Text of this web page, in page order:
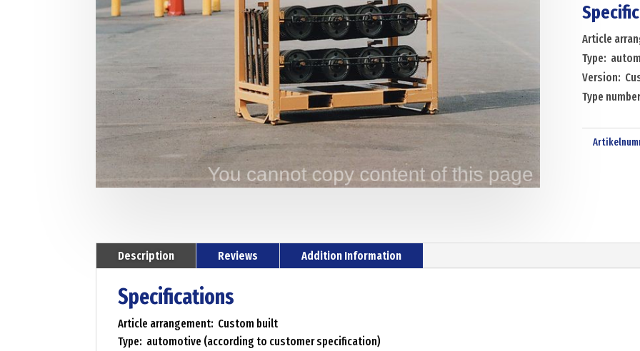
customer
custom
built
Menge
Article
Type:
Version:
Type
Description Reviews Addition Information
Specifications
Article arrangement: Custom built
Type: automotive (according to customer specification)